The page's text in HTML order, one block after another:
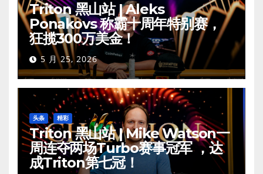
Triton 黑山站 | Aleks
Ponakovs 称霸十周年特别赛，
狂揽300万美金！
5 月 25, 2026
头条 精彩
Triton 黑山站 | Mike Watson一
周连夺两场Turbo赛事冠军 ，达
成Triton第七冠！